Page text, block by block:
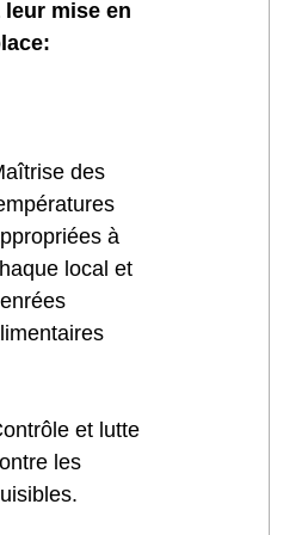
leur mise en
des
à
local et
et lutte
les